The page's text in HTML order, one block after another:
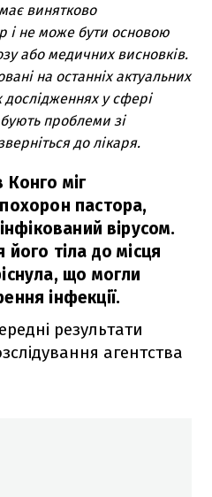
винятково
і не може бути основою
або медичних висновків.
на останніх актуальних
дослідженнях у сфері
проблеми зі
до лікаря.
міг
пастора,
вірусом.
його тіла до місця
що могли
інфекції.
результати
агентства